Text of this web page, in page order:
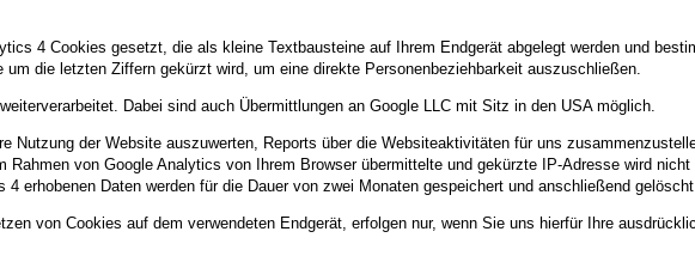
4 Cookies gesetzt, die als kleine Textbausteine auf Ihrem Endgerät abgelegt werden und
die letzten Ziffern gekürzt wird, um eine direkte Personenbeziehbarkeit auszuschließen.
Dabei sind auch Übermittlungen an Google LLC mit Sitz in den USA möglich.
Nutzung der Website auszuwerten, Reports über die Websiteaktivitäten für uns
von Google Analytics von Ihrem Browser übermittelte und gekürzte IP-Adresse wird
erhobenen Daten werden für die Dauer von zwei Monaten gespeichert und anschließend
von Cookies auf dem verwendeten Endgerät, erfolgen nur, wenn Sie uns hierfür Ihre